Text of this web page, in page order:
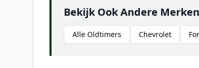
Bekijk Ook Andere Merken
Alle Oldtimers Chevrolet